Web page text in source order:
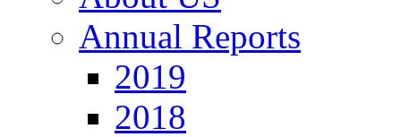
Annual Reports
2019
2018